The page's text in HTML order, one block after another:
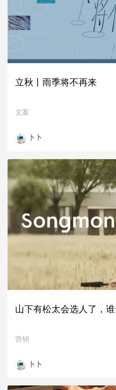
立秋丨雨季将不再来
文案
卜卜
山下有松太会选人了，
营销
卜卜